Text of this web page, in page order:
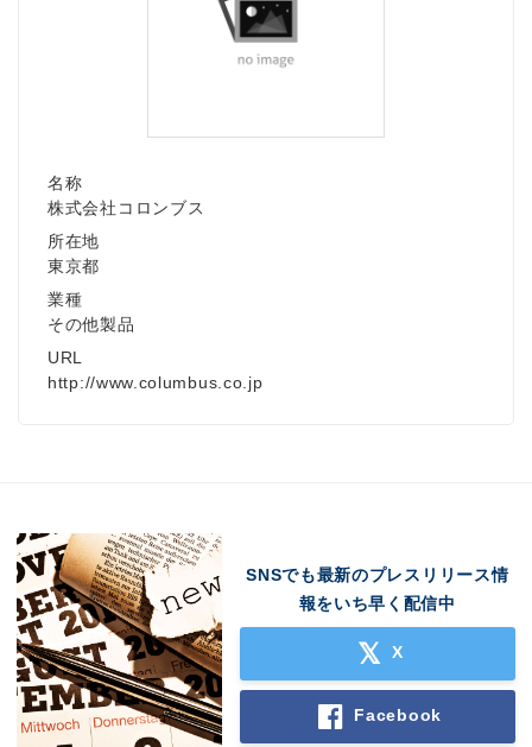
名称
株式会社コロンブス
所在地
東京都
業種
その他製品
URL
http://www.columbus.co.jp
SNSでも最新のプレスリリース情
報をいち早く配信中
X
Facebook